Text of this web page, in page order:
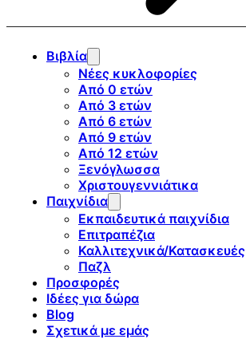
Βιβλία
Νέες κυκλοφορίες
Από 0 ετών
Από 3 ετών
Από 6 ετών
Από 9 ετών
Από 12 ετών
Ξενόγλωσσα
Χριστουγεννιάτικα
Παιχνίδια
Εκπαιδευτικά παιχνίδια
Επιτραπέζια
Καλλιτεχνικά/Κατασκευές
Παζλ
Προσφορές
Ιδέες για δώρα
Blog
Σχετικά με εμάς